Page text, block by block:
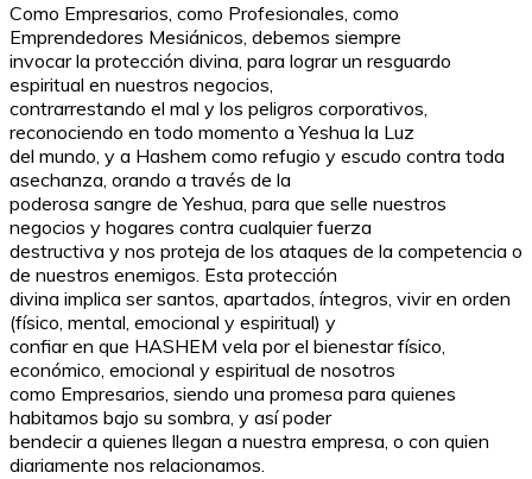
Como Empresarios, como Profesionales, como
Emprendedores Mesiánicos, debemos siempre
invocar la protección divina, para lograr un resguardo
espiritual en nuestros negocios,
contrarrestando el mal y los peligros corporativos,
reconociendo en todo momento a Yeshua la Luz
del mundo, y a Hashem como refugio y escudo contra toda
asechanza, orando a través de la
poderosa sangre de Yeshua, para que selle nuestros
negocios y hogares contra cualquier fuerza
destructiva y nos proteja de los ataques de la competencia o
de nuestros enemigos. Esta protección
divina implica ser santos, apartados, íntegros, vivir en orden
(físico, mental, emocional y espiritual) y
confiar en que HASHEM vela por el bienestar físico,
económico, emocional y espiritual de nosotros
como Empresarios, siendo una promesa para quienes
habitamos bajo su sombra, y así poder
bendecir a quienes llegan a nuestra empresa, o con quien
diariamente nos relacionamos.